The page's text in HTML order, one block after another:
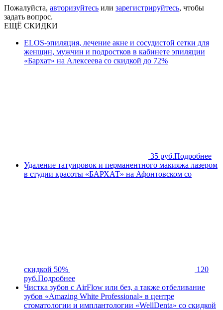
Пожалуйста, авторизуйтесь или зарегистрируйтесь, чтобы
задать вопрос.
ЕЩЁ СКИДКИ
ELOS-эпиляция, лечение акне и сосудистой сетки для
женщин, мужчин и подростков в кабинете эпиляции
«Бархат» на Алексеева со скидкой до 72%
35 руб.Подробнее
Удаление татуировок и перманентного макияжа лазером
в студии красоты «БАРХАТ» на Афонтовском со
скидкой 50%
120
руб.Подробнее
Чистка зубов с AirFlow или без, а также отбеливание
зубов «Amazing White Professional» в центре
стоматологии и имплантологии «WellDenta» со скидкой